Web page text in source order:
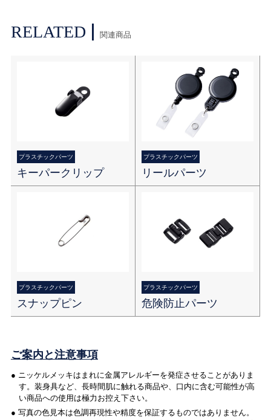
RELATED 関連商品
プラスチックパーツ
キーパークリップ
プラスチックパーツ
リールパーツ
プラスチックパーツ
スナップピン
プラスチックパーツ
危険防止パーツ
ご案内と注意事項
● ニッケルメッキはまれに金属アレルギーを発症させることがありま
す。装身具など、長時間肌に触れる商品や、口内に含む可能性が高
い商品への使用は極力お控え下さい。
● 写真の色見本は色調再現性や精度を保証するものではありません。